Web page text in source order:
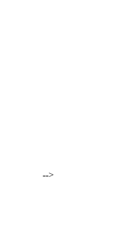
-->